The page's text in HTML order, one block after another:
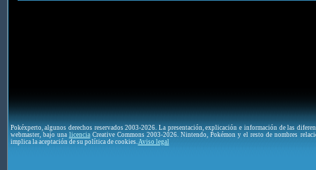
Pokéxperto, algunos derechos reservados 2003-2026. La presentación, explicación e información de las
webmaster, bajo una licenciaCreative Commons 2003-2026. Nintendo, Pokémon y el resto de nombres
implica la aceptación de su política de cookies. Aviso legal